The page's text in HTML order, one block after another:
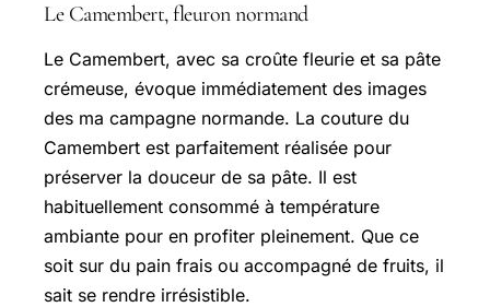
Le Camembert, fleuron normand
Le Camembert, avec sa croûte fleurie et sa pâte
crémeuse, évoque immédiatement des images
des ma campagne normande. La couture du
Camembert est parfaitement réalisée pour
préserver la douceur de sa pâte. Il est
habituellement consommé à température
ambiante pour en profiter pleinement. Que ce
soit sur du pain frais ou accompagné de fruits, il
sait se rendre irrésistible.